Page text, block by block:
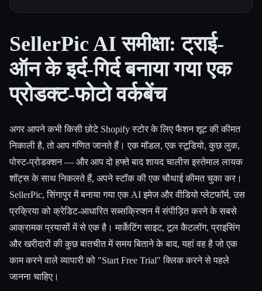
SellerPic AI समीक्षा: ट्राई-
ऑन के इर्द-गिर्द बनाया गया एक
प्रोडक्ट-फोटो वर्कबेंच
अगर आपने कभी किसी छोटे Shopify स्टोर के लिए फैशन शूट की कीमत
निकाली है, तो आप गणित जानते हैं। एक मॉडल, एक स्टूडियो, कुछ लुक,
पोस्ट-प्रोडक्शन — और आप दो हफ्ते बाद शायद चालीस इस्तेमाल लायक
शॉट्स के साथ निकलते हैं, अपने स्टॉक की एक चौथाई कीमत चुका कर।
SellerPic, सिंगापुर में बनाया गया एक AI इमेज और वीडियो प्लेटफॉर्म, उस
प्रक्रिया को क्रेडिट-आधारित सब्सक्रिप्शन में संपीड़ित करने के सबसे
आक्रामक प्रयासों में से एक है। मार्केटिंग साइट, टूल कैटलॉग, प्राइसिंग
और खरीदारों की कुछ बातचीत में समय बिताने के बाद, यहां वह है जो एक
काम करने वाले व्यापारी को "Start Free Trial" क्लिक करने से पहले
जानना चाहिए।